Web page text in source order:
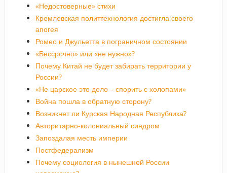
«Недостоверные» стихи
Кремлевская политтехнология достигла своего
апогея
Ромео и Джульетта в пограничном состоянии
«Бессрочно» или «не нужно»?
Почему Китай не будет забирать территории у
России?
«Не царское это дело – спорить с холопами»
Война пошла в обратную сторону?
Возникнет ли Курская Народная Республика?
Авторитарно-колониальный синдром
Запоздалая месть империи
Постфедерализм
Почему социология в нынешней России